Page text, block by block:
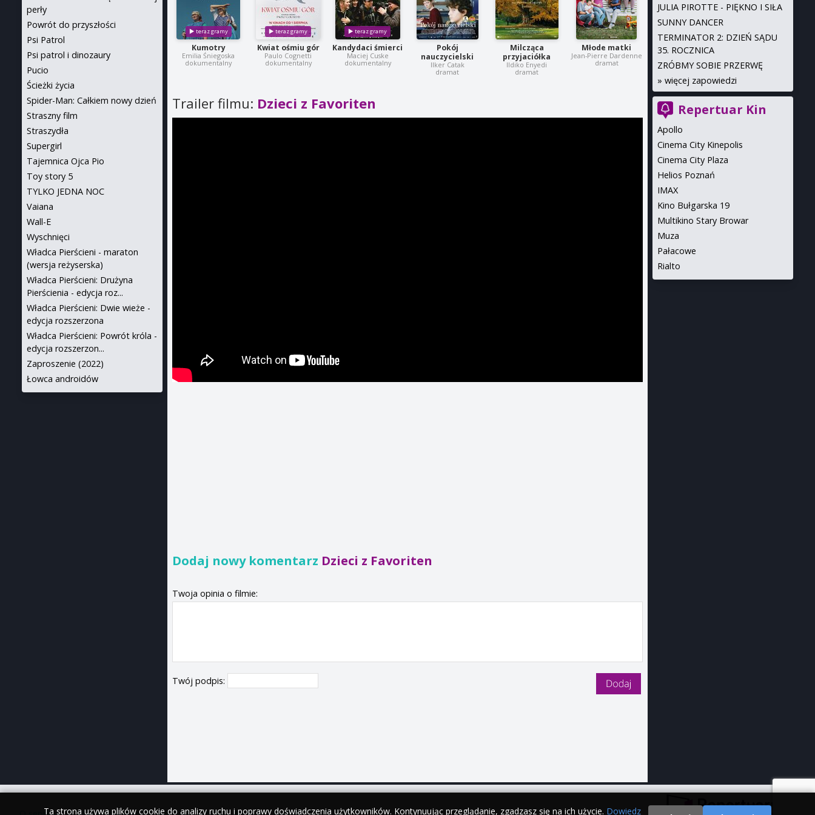
Ta strona używa plików cookie do analizy ruchu i poprawy doświadczenia użytkowników. Kontynuując przeglądanie, zgadzasz się na ich użycie. Dowiedz
Kumotry
Emilia Śniegoska
dokumentalny
Kwiat ośmiu gór
Paulo Cognetti
dokumentalny
Kandydaci śmierci
Maciej Cuske
dokumentalny
Pokój
nauczycielski
Ilker Catak
dramat
Milcząca
przyjaciółka
Ildiko Enyedi
dramat
Młode matki
Jean-Pierre Dardenne
dramat
Trailer filmu: Dzieci z Favoriten
Dodaj nowy komentarz Dzieci z Favoriten
Twoja opinia o filmie:
Twój podpis:
JULIA PIROTTE - PIĘKNO I SIŁA
SUNNY DANCER
TERMINATOR 2: DZIEŃ SĄDU
35. ROCZNICA
ZRÓBMY SOBIE PRZERWĘ
» więcej zapowiedzi
Repertuar Kin
Apollo
Cinema City Kinepolis
Cinema City Plaza
Helios Poznań
IMAX
Kino Bułgarska 19
Multikino Stary Browar
Muza
Pałacowe
Rialto
perły
Powrót do przyszłości
Psi Patrol
Psi patrol i dinozaury
Pucio
Ścieżki życia
Spider-Man: Całkiem nowy dzień
Straszny film
Straszydła
Supergirl
Tajemnica Ojca Pio
Toy story 5
TYLKO JEDNA NOC
Vaiana
Wall-E
Wyschnięci
Władca Pierścieni - maraton
(wersja reżyserska)
Władca Pierścieni: Drużyna
Pierścienia - edycja roz...
Władca Pierścieni: Dwie wieże -
edycja rozszerzona
Władca Pierścieni: Powrót króla -
edycja rozszerzon...
Zaproszenie (2022)
Łowca androidów